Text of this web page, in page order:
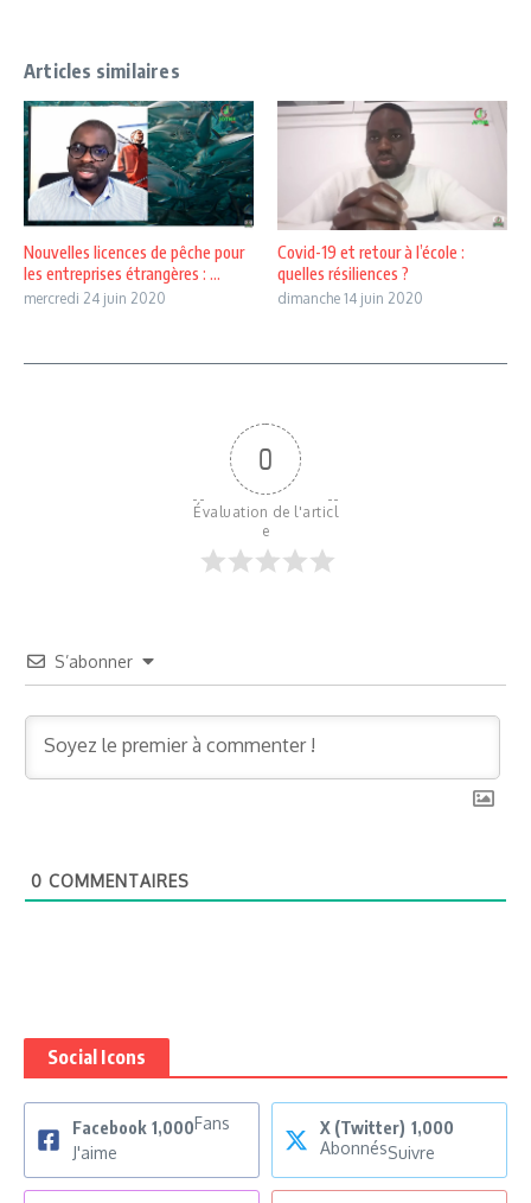
Articles similaires
Nouvelles licences de pêche pour
les entreprises étrangères : ...
mercredi 24 juin 2020
Covid-19 et retour à l’école :
quelles résiliences ?
dimanche 14 juin 2020
0
Évaluation de l'articl
e
S’abonner
0 COMMENTAIRES
Social Icons
Facebook 1,000Fans
J'aime
X (Twitter) 1,000
AbonnésSuivre